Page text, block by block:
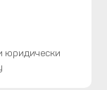
юридически